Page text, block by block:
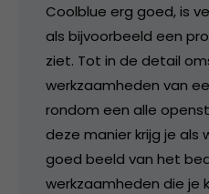
Coolblue erg goed, is
als bijvoorbeeld een
ziet. Tot in de detail
werkzaamheden van
rondom een alle
deze manier krijg je als
goed beeld van het
werkzaamheden die je